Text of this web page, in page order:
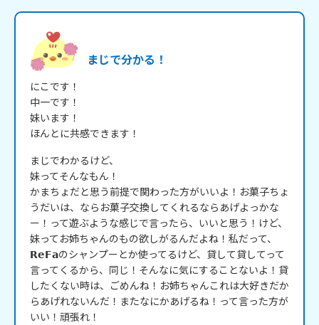
まじで分かる！
にこです！
中一です！
妹います！
ほんとに共感できます！
まじでわかるけど、
妹ってそんなもん！
かまちょだと思う前提で関わった方がいいよ！お菓子ちょ
うだいは、ならお菓子交換してくれるならあげよっかな
ー！って遊ぶような感じで言ったら、いいと思う！けど、
妹ってお姉ちゃんのもの欲しがるんだよね！私だって、
𝗥𝗲𝗙𝗮のシャンプーとか使ってるけど、貸して貸してって
言ってくるから、同じ！そんなに気にすることないよ！貸
したくない時は、ごめんね！お姉ちゃんこれは大好きだか
らあげれないんだ！またなにかあげるね！って言った方が
いい！頑張れ！